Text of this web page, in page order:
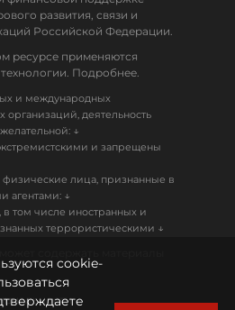
развития, связи и
Российской Федерации.
ресурсе применяются
Подробнее.
и международных
организаций, деятельность
↓
и запрещены
лица, признанные в
агентами: ↓
том числе иностранных и
террористическими ↓
cookie-